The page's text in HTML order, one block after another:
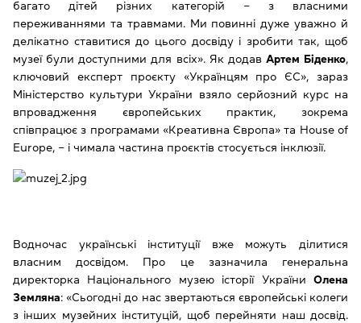
багато дітей різних категорій ‒ з власними
переживаннями та травмами. Ми повинні дуже уважно й
делікатно ставитися до цього досвіду і зробити так, щоб
музеї були доступними для всіх». Як додав Артем Біденко,
ключовий експерт проєкту «Українцям про ЄС», зараз
Міністерство культури України взяло серйозний курс на
впровадження європейських практик, зокрема
співпрацює з програмами «Креативна Європа» та House of
Europe, ‒ і чимала частина проєктів стосується інклюзії.
Водночас українські інституції вже можуть ділитися
власним досвідом. Про це зазначила генеральна
директорка Національного музею історії України Олена
Земляна: «Сьогодні до нас звертаються європейські колеги
з інших музейних інституцій, щоб перейняти наш досвід.